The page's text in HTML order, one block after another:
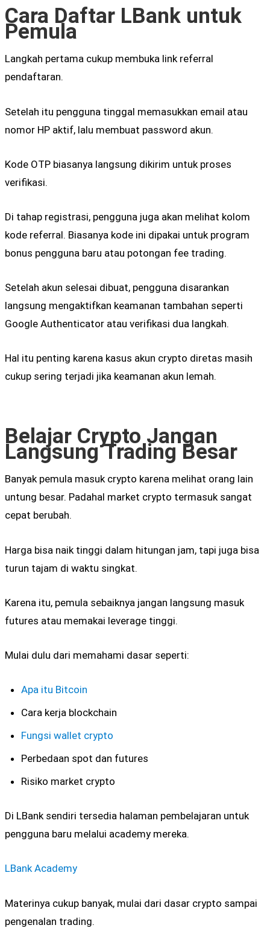
Cara Daftar LBank untuk
Pemula
Langkah pertama cukup membuka link referral
pendaftaran.
Setelah itu pengguna tinggal memasukkan email atau
nomor HP aktif, lalu membuat password akun.
Kode OTP biasanya langsung dikirim untuk proses
verifikasi.
Di tahap registrasi, pengguna juga akan melihat kolom
kode referral. Biasanya kode ini dipakai untuk program
bonus pengguna baru atau potongan fee trading.
Setelah akun selesai dibuat, pengguna disarankan
langsung mengaktifkan keamanan tambahan seperti
Google Authenticator atau verifikasi dua langkah.
Hal itu penting karena kasus akun crypto diretas masih
cukup sering terjadi jika keamanan akun lemah.
Belajar Crypto Jangan
Langsung Trading Besar
Banyak pemula masuk crypto karena melihat orang lain
untung besar. Padahal market crypto termasuk sangat
cepat berubah.
Harga bisa naik tinggi dalam hitungan jam, tapi juga bisa
turun tajam di waktu singkat.
Karena itu, pemula sebaiknya jangan langsung masuk
futures atau memakai leverage tinggi.
Mulai dulu dari memahami dasar seperti:
Apa itu Bitcoin
Cara kerja blockchain
Fungsi wallet crypto
Perbedaan spot dan futures
Risiko market crypto
Di LBanksendiri tersedia halaman pembelajaran untuk
pengguna baru melalui academy mereka.
LBank Academy
Materinya cukup banyak, mulai dari dasar crypto sampai
pengenalan trading.